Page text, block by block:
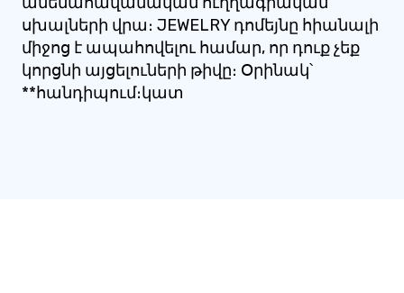
սխալների վրա։ JEWELRY դոմեյնը հիանալի
միջոց է ապահովելու համար, որ դուք չեք
կորցնի այցելուների թիվը։ Օրինակ՝
**հանդիպում։կատ